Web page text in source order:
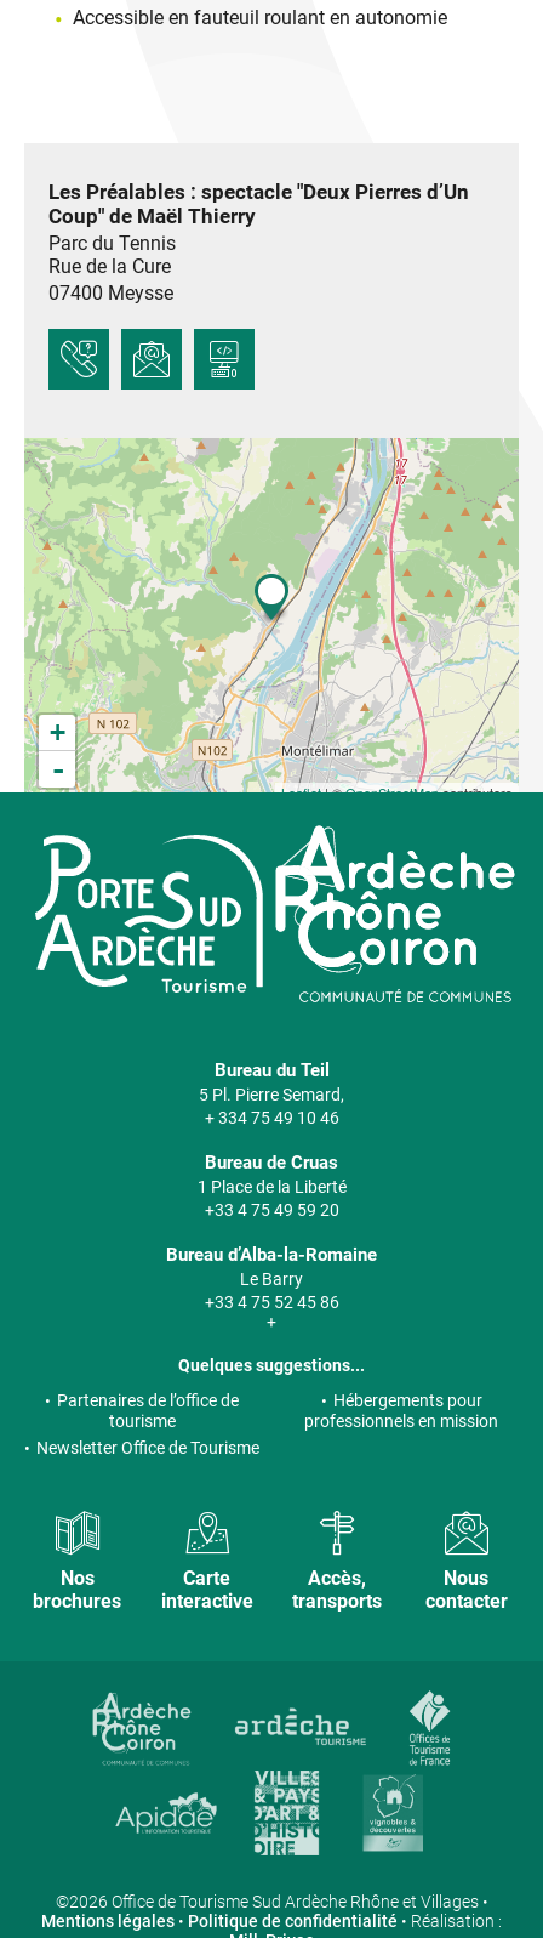
Accessible en fauteuil roulant en autonomie
Les Préalables : spectacle "Deux Pierres d’Un
Coup" de Maël Thierry
Parc du Tennis
Rue de la Cure
07400 Meysse
+
-
Leaflet| ©OpenStreetMapcontributors
Bureau du Teil
5 Pl. Pierre Semard,
+ 334 75 49 10 46
Bureau de Cruas
1 Place de la Liberté
+33 4 75 49 59 20
Bureau d’Alba-la-Romaine
Le Barry
+33 4 75 52 45 86
+
Quelques suggestions...
Partenaires de l’office de
tourisme
Hébergements pour
professionnels en mission
Newsletter Office de Tourisme
Nos
brochures
Carte
interactive
Accès,
transports
Nous
contacter
©2026 Office de Tourisme Sud Ardèche Rhône et Villages •
Mentions légales • Politique de confidentialité • Réalisation :